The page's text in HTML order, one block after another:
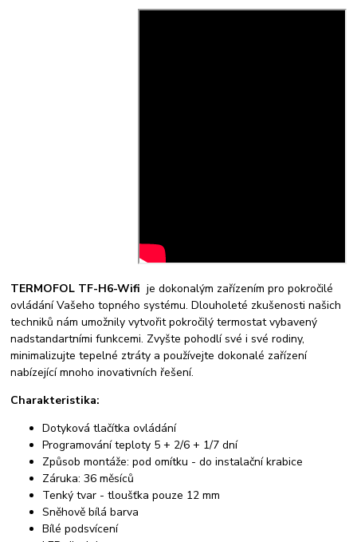
TERMOFOL TF-H6-Wifi je dokonalým zařízením pro pokročilé
ovládání Vašeho topného systému. Dlouholeté zkušenosti našich
techniků nám umožnily vytvořit pokročilý termostat vybavený
nadstandartními funkcemi. Zvyšte pohodlí své i své rodiny,
minimalizujte tepelné ztráty a používejte dokonalé zařízení
nabízející mnoho inovativních řešení.
Charakteristika:
Dotyková tlačítka ovládání
Programování teploty 5 + 2/6 + 1/7 dní
Způsob montáže: pod omítku - do instalační krabice
Záruka: 36 měsíců
Tenký tvar - tloušťka pouze 12 mm
Sněhově bílá barva
Bílé podsvícení